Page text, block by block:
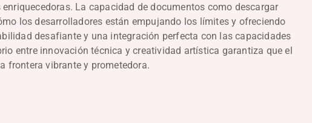
La capacidad de documentos como descargar
los desarrolladores están empujando los límites y ofreciendo
desafiante y una integración perfecta con las capacidades
entre innovación técnica y creatividad artística garantiza que el
frontera vibrante y prometedora.